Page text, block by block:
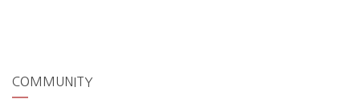
COMMUNITY